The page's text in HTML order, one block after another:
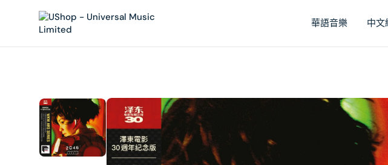
華語音樂 中文